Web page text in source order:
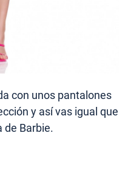
con unos pantalones
y así vas igual que
de Barbie.